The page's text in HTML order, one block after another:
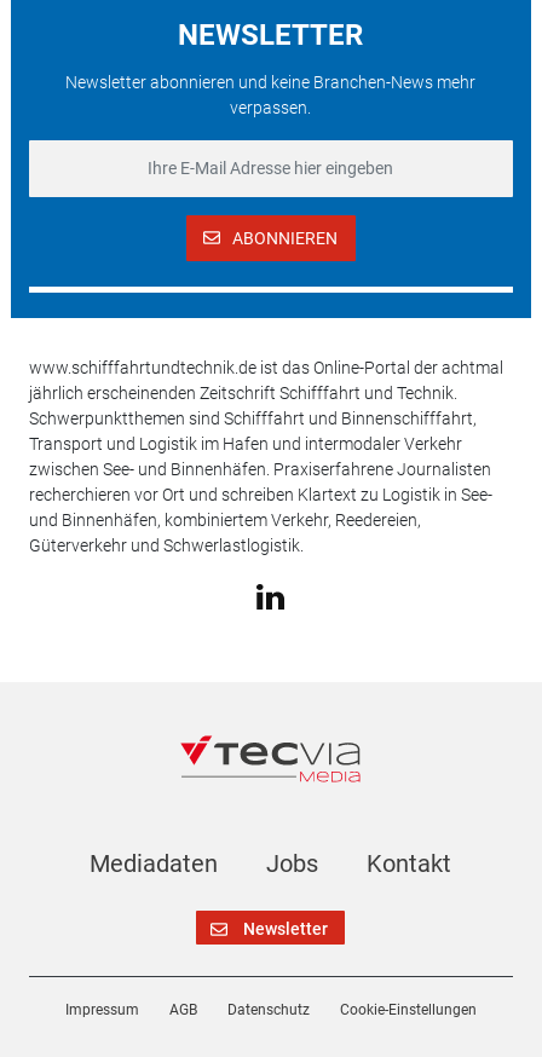
NEWSLETTER
Newsletter abonnieren und keine Branchen-News mehr
verpassen.
ABONNIEREN
www.schifffahrtundtechnik.de ist das Online-Portal der achtmal
jährlich erscheinenden Zeitschrift Schifffahrt und Technik.
Schwerpunktthemen sind Schifffahrt und Binnenschifffahrt,
Transport und Logistik im Hafen und intermodaler Verkehr
zwischen See- und Binnenhäfen. Praxiserfahrene Journalisten
recherchieren vor Ort und schreiben Klartext zu Logistik in See-
und Binnenhäfen, kombiniertem Verkehr, Reedereien,
Güterverkehr und Schwerlastlogistik.
Mediadaten Jobs Kontakt
Newsletter
Impressum AGB Datenschutz Cookie-Einstellungen